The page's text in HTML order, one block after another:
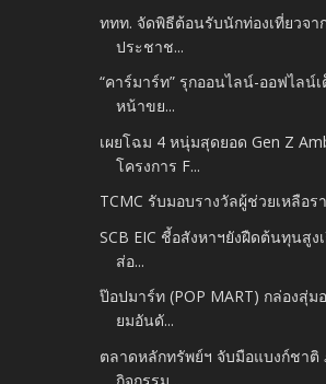
ททท. จัดพิธีต้อนรับนักท่องเที่ยวจ
ประชาช...
“คาร์มาร์ท” รุกออนไลน์-ออฟไลน์
หน้าขย...
เผยโฉม 4 หนุ่มสุดยอด Gen Z
โครงการ F...
TCMC รับมอบรางวัลผู้ช่วยเหลือ
SCB EIC ชี้อสังหาฯยังฝืดต้นทุนสูง
ส่อ...
ป๊อปมาร์ท (POP MART) กล่องสุ่
ยมอันดั...
ตลาดหลักทรัพย์ฯ จับมือแบงก์ชาติ